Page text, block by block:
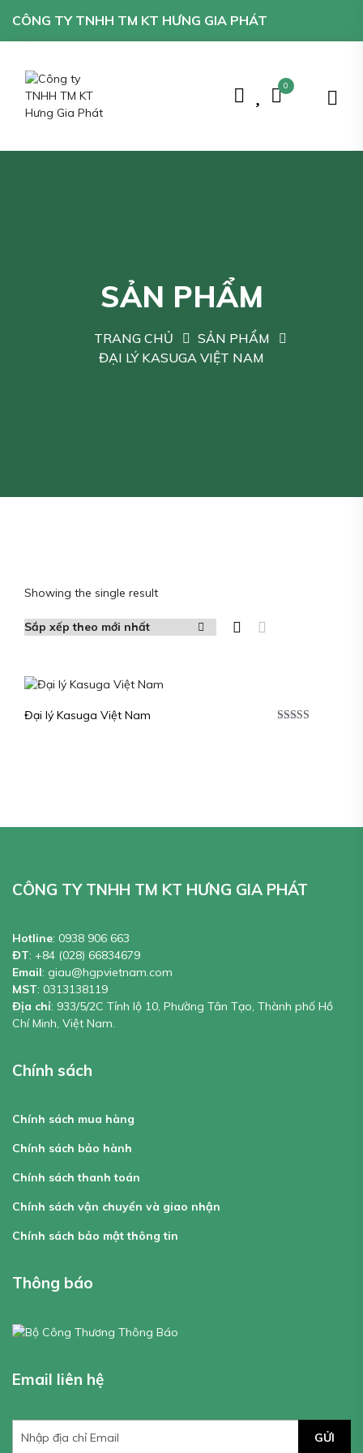
CÔNG TY TNHH TM KT HƯNG GIA PHÁT
0
SẢN PHẨM
TRANG CHỦ
SẢN PHẨM
ĐẠI LÝ KASUGA VIỆT NAM
Showing the single result
Đại lý Kasuga Việt Nam
CÔNG TY TNHH TM KT HƯNG GIA PHÁT
Hotline: 0938 906 663
ĐT: +84 (028) 66834679
Email: giau@hgpvietnam.com
MST: 0313138119
Địa chỉ: 933/5/2C Tỉnh lộ 10, Phường Tân Tạo, Thành phố Hồ
Chí Minh, Việt Nam.
Chính sách
Chính sách mua hàng
Chính sách bảo hành
Chính sách thanh toán
Chính sách vận chuyển và giao nhận
Chính sách bảo mật thông tin
Thông báo
Email liên hệ
GỬI